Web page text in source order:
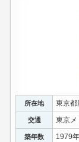
所在地 東京都
交通 東京メ
築年数 1979